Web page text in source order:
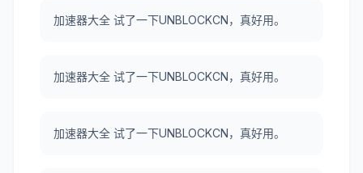
加速器大全 试了一下UNBLOCKCN，真好用。
加速器大全 试了一下UNBLOCKCN，真好用。
加速器大全 试了一下UNBLOCKCN，真好用。